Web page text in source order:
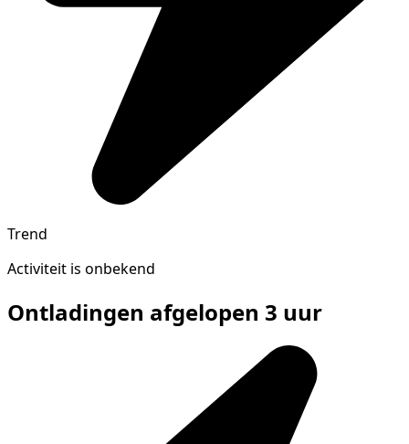
Trend
Activiteit is onbekend
Ontladingen afgelopen 3 uur